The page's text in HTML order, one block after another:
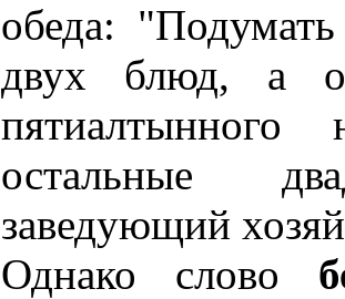
обеда:
двух блюд, а
остальные
заведующий
Однако слово